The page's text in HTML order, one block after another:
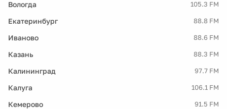
Вологда 105.3 FM
Екатеринбург 88.8 FM
Иваново 88.6 FM
Казань 88.3 FM
Калининград 97.7 FM
Калуга 106.1 FM
Кемерово 91.5 FM